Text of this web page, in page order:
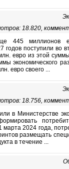
18.820,
445 миллионов
поступили во
евро из этой
экономического
евро своего ...
18.756,
в Министерстве
2024 года,
размещать
в течение ...